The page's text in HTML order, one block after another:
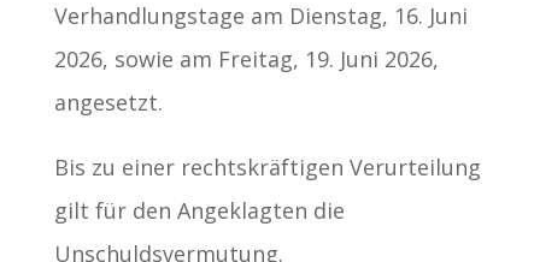
Verhandlungstage am Dienstag, 16. Juni
2026, sowie am Freitag, 19. Juni 2026,
angesetzt.
Bis zu einer rechtskräftigen Verurteilung
gilt für den Angeklagten die
Unschuldsvermutung.